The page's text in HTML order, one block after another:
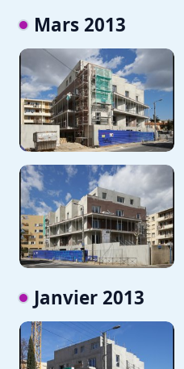
Mars 2013
Janvier 2013